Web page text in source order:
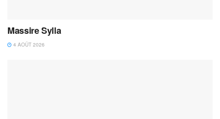
Massire Sylla
4 AOÛT 2026